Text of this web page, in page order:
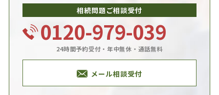
相続問題ご相談受付
0120-979-039
24時間予約受付・年中無休・通話無料
メール相談受付